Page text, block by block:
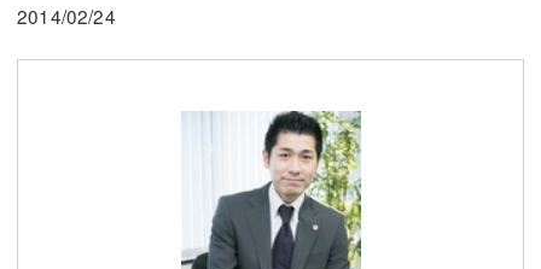
弁護士費用
不動産
労働問題（解雇，残業等）
2014/02/24